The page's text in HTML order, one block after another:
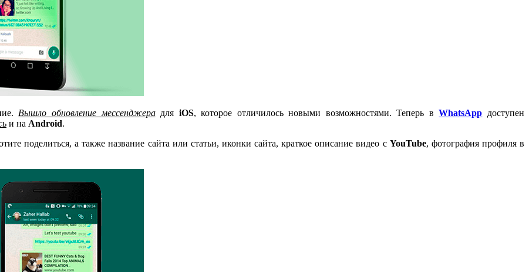
Вышло обновление мессенджерадля iOS, которое отличилось новыми возможностями. Теперь вWhatsApp доступен
и на Android.
поделиться, а также название сайта или статьи, иконки сайта, краткое описание видео с YouTube, фотография профиля в